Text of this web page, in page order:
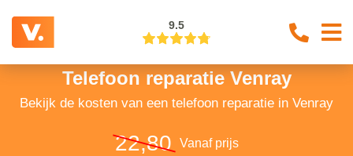
9.5
Telefoon reparatie Venray
Bekijk de kosten van een telefoon reparatie in Venray
22,80 Vanaf prijs